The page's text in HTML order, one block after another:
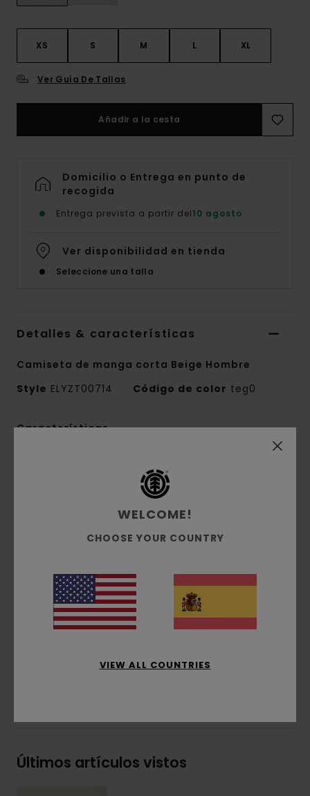
XS S M L XL
Ver Guía De Tallas
Añadir a la cesta
Domicilio o Entrega en punto de
recogida
Entrega prevista a partir del10 agosto
Ver disponibilidad en tienda
Seleccione una talla
Detalles & características
Camiseta de manga corta Beige Hombre
Style ELYZT00714 Código de color teg0
Características
Confección del tejido:punto jersey [180
corte Regular
redondo
Posición del estampado:estampado frontal
Etiqueta rectangular en el lateral
Últimos artículos vistos
WELCOME!
CHOOSE YOUR COUNTRY
VIEW ALL COUNTRIES